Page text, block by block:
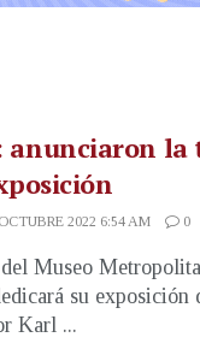
anunciaron
2022 6:54 AM 0
Museo
su exposición
Karl ...